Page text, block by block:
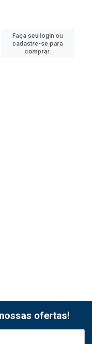
Faça seu login ou
cadastre-se para
comprar.
ofertas!